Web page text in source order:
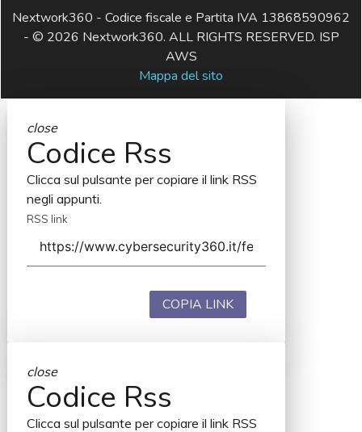
Nextwork360 - Codice fiscale e Partita IVA 13868590962
- © 2026 Nextwork360. ALL RIGHTS RESERVED. ISP
AWS
Mappa del sito
close
Codice Rss
Clicca sul pulsante per copiare il link RSS
negli appunti.
RSS link
COPIA LINK
close
Codice Rss
Clicca sul pulsante per copiare il link RSS